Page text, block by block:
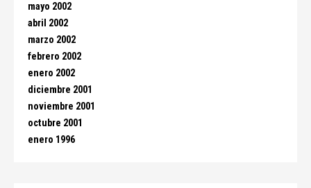
mayo 2002
abril 2002
marzo 2002
febrero 2002
enero 2002
diciembre 2001
noviembre 2001
octubre 2001
enero 1996